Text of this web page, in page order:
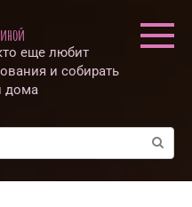
еще любит
и собирать
дома